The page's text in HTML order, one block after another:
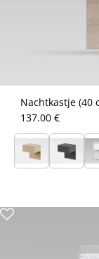
Nachtkastje (40
137.00 €